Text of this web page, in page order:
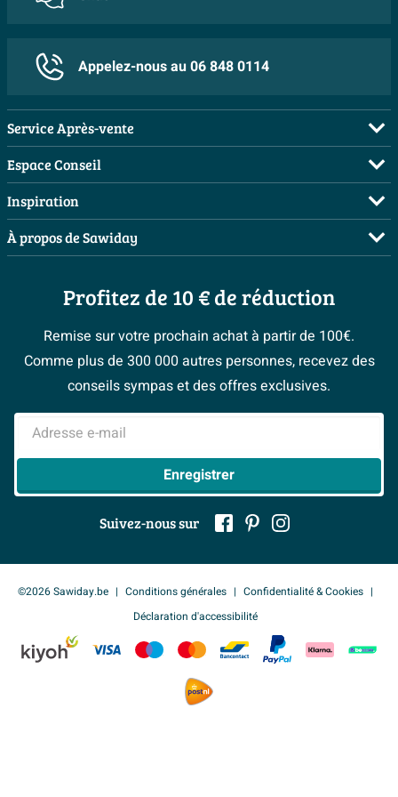
Fixation antivol
Non
Réglable en hauteur
Rehaussé
Avec motif
Plus d'informations
Autres spécifications
Avec protection contre le vol Non
Appelez-nous au 06 848 0114
Service Après-vente
FAQ
Commander
Payer
Livraison / retrait
Garantie & réclamations
Politique d’avis
> Service client
Espace Conseil
Visite sur rendez-vous
Demandez votre devis
Planificateur 3D
Les bons tuyaux
Espace bricolage
> Espace Conseil
Inspiration
Salles de bains complètes
Inspiration toilettes
Moodboards
Magazine
#Mysawiday
> Inspiration salle de bains
À propos de Sawiday
Qui est Sawiday ?
Postes vacants
Espace Pro
BeCommerce
> Tout sur nos showrooms
Profitez de 10 € de réduction
Remise sur votre prochain achat à partir de 100€.
Comme plus de 300 000 autres personnes, recevez des
conseils sympas et des offres exclusives.
Adresse e-mail
Enregistrer
Suivez-nous sur
©2026 Sawiday.be Conditions générales
Confidentialité & Cookies
Déclaration d'accessibilité